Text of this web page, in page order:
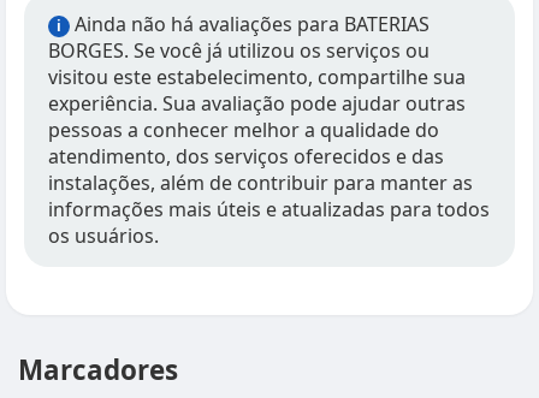
i
Ainda não há avaliações para BATERIAS
BORGES. Se você já utilizou os serviços ou
visitou este estabelecimento, compartilhe sua
experiência. Sua avaliação pode ajudar outras
pessoas a conhecer melhor a qualidade do
atendimento, dos serviços oferecidos e das
instalações, além de contribuir para manter as
informações mais úteis e atualizadas para todos
os usuários.
Marcadores